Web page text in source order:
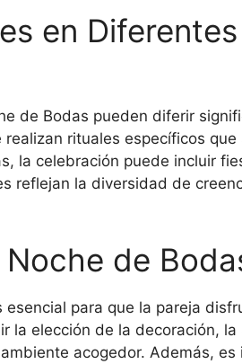
en Diferentes
de Bodas pueden diferir
rituales específicos que
la celebración puede incluir
reflejan la diversidad de
de
para que la pareja
la elección de la decoración, la
acogedor. Además,